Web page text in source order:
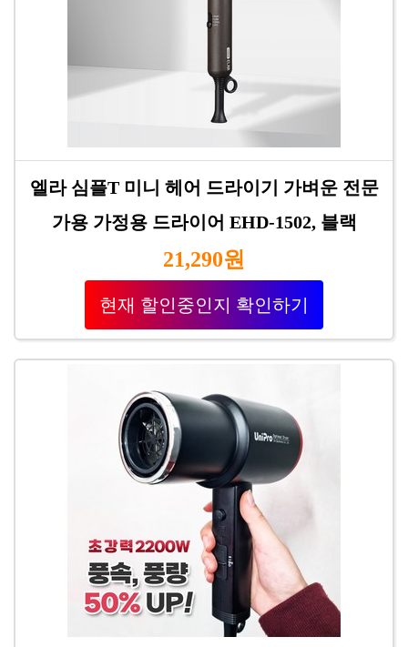
엘라 심플T 미니 헤어 드라이기 가벼운 전문
가용 가정용 드라이어 EHD-1502, 블랙
21,290원
현재 할인중인지 확인하기